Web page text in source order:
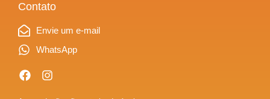
Contato
Envie um e-mail
WhatsApp